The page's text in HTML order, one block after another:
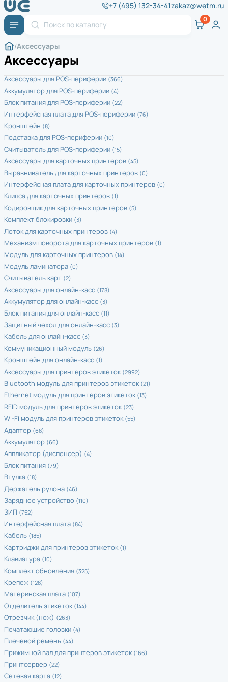
+7 (495) 132-34-41zakaz@wetm.ru
Аксессуары
Аксессуары
Аксессуары для POS-периферии (366)
Аккумулятор для POS-периферии (4)
Блок питания для POS-периферии (22)
Интерфейсная плата для POS-периферии (76)
Кронштейн (8)
Подставка для POS-периферии (10)
Считыватель для POS-периферии (15)
Аксессуары для карточных принтеров (45)
Выравниватель для карточных принтеров (0)
Интерфейсная плата для карточных принтеров (0)
Клипса для карточных принтеров (1)
Кодировщик для карточных принтеров (5)
Комплект блокировки (3)
Лоток для карточных принтеров (4)
Механизм поворота для карточных принтеров (1)
Модуль для карточных принтеров (14)
Модуль ламинатора (0)
Считыватель карт (2)
Аксессуары для онлайн-касс (178)
Аккумулятор для онлайн-касс (3)
Блок питания для онлайн-касс (11)
Защитный чехол для онлайн-касс (3)
Кабель для онлайн-касс (3)
Коммуникационный модуль (26)
Кронштейн для онлайн-касс (1)
Аксессуары для принтеров этикеток (2992)
Bluetooth модуль для принтеров этикеток (21)
Ethernet модуль для принтеров этикеток (13)
RFID модуль для принтеров этикеток (23)
Wi-Fi модуль для принтеров этикеток (55)
Адаптер (68)
Аккумулятор (66)
Аппликатор (диспенсер) (4)
Блок питания (79)
Втулка (18)
Держатель рулона (46)
Зарядное устройство (110)
ЗИП (752)
Интерфейсная плата (84)
Кабель (185)
Картриджи для принтеров этикеток (1)
Клавиатура (10)
Комплект обновления (325)
Крепеж (128)
Материнская плата (107)
Отделитель этикеток (144)
Отрезчик (нож) (263)
Печатающие головки (4)
Плечевой ремень (44)
Прижимной вал для принтеров этикеток (166)
Принтсервер (22)
Сетевая карта (12)